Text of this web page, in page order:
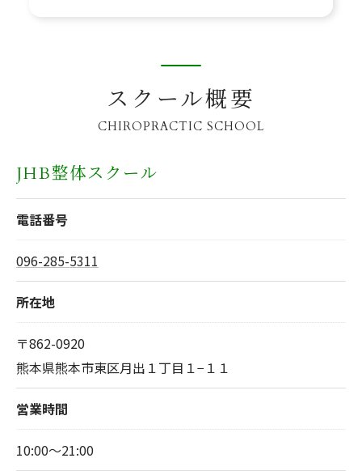
スクール概要
CHIROPRACTIC SCHOOL
JHB整体スクール
電話番号
096-285-5311
所在地
〒862-0920
熊本県熊本市東区月出１丁目１−１１
営業時間
10:00～21:00